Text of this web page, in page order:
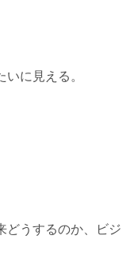
に見える。
どうするのか、ビジ